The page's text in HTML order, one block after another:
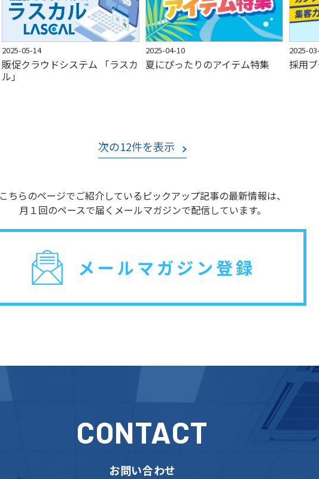
2025-05-14
販促クラウドシステム 「ラスカ
ル」
2025-04-10
夏にぴったりのアイテム特集
2025-
採用
次の12件を表示
こちらのページでご紹介しているピックアップ記事の最新情報は、
月１回のペースで届くメールマガジンで配信しています。
メールマガジン登録
CONTACT
お問い合わせ